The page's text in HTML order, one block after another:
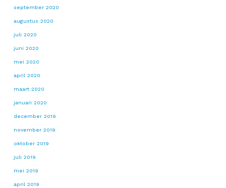
september 2020
augustus 2020
juli 2020
juni 2020
mei 2020
april 2020
maart 2020
januari 2020
december 2019
november 2019
oktober 2019
juli 2019
mei 2019
april 2019